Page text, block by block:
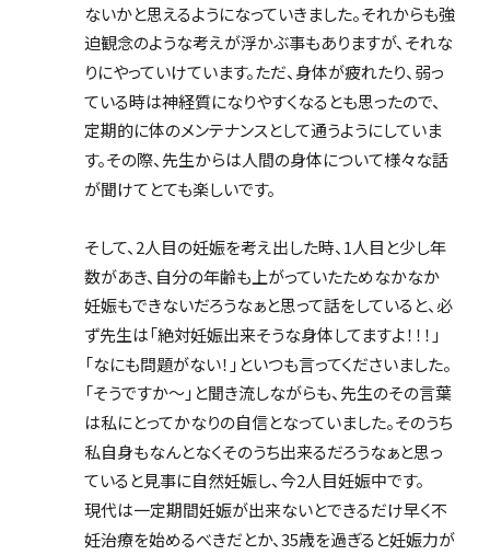
ないかと思えるようになっていきました。それからも強
迫観念のような考えが浮かぶ事もありますが、それな
りにやっていけています。ただ、身体が疲れたり、弱っ
ている時は神経質になりやすくなるとも思ったので、
定期的に体のメンテナンスとして通うようにしていま
す。その際、先生からは人間の身体について様々な話
が聞けてとても楽しいです。
そして、2人目の妊娠を考え出した時、1人目と少し年
数があき、自分の年齢も上がっていたためなかなか
妊娠もできないだろうなぁと思って話をしていると、必
ず先生は「絶対妊娠出来そうな身体してますよ！！！」
「なにも問題がない！」といつも言ってくださいました。
「そうですか〜」と聞き流しながらも、先生のその言葉
は私にとってかなりの自信となっていました。そのうち
私自身もなんとなくそのうち出来るだろうなぁと思っ
ていると見事に自然妊娠し、今2人目妊娠中です。
現代は一定期間妊娠が出来ないとできるだけ早く不
妊治療を始めるべきだとか、35歳を過ぎると妊娠力が